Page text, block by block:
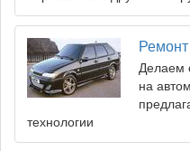
Делаем
на
технологии